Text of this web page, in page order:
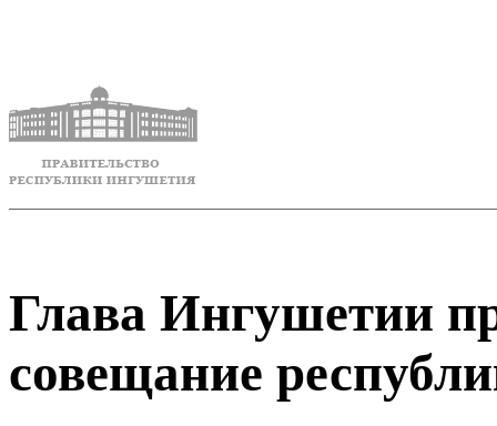
Глава Ингушетии
совещание